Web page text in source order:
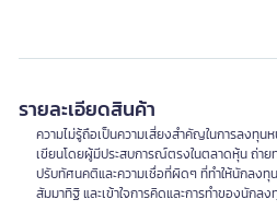
รายละเอียดสินค้า
ความไม่รู้ถือเป็นความเสี่ยงสำคัญในการลงทุนห
เขียนโดยผู้มีประสบการณ์ตรงในตลาดหุ้น ถ่าย
ปรับทัศนคติและความเชื่อที่ผิดๆ ที่ทำให้นักลงทุ
สัมมาทิฐิ และเข้าใจการคิดและการทำของนักล